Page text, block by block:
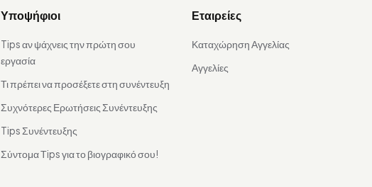
Υποψήφιοι
Tips αν ψάχνεις την πρώτη σου
εργασία
Τι πρέπει να προσέξετε στη συνέντευξη
Συχνότερες Ερωτήσεις Συνέντευξης
Tips Συνέντευξης
Σύντομα Τips για το βιογραφικό σου!
Εταιρείες
Καταχώρηση Αγγελίας
Αγγελίες